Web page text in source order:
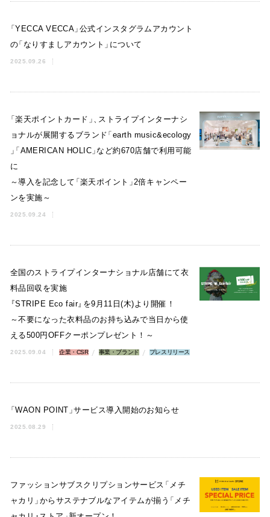
「YECCA VECCA 」公式インスタグラムアカウント
の「なりすましアカウント 」について
2025.09.26
「楽天ポイントカード 」 、ストライプインターナシ
ョナルが展開するブランド「earth music&ecology
」
「AMERICAN HOLIC 」など約670店舗で利用可能
に
～導入を記念して「楽天ポイント 」2倍キャンペー
ンを実施～
2025.09.24
全国のストライプインターナショナル店舗にて衣
料品回収を実施
『STRIPE Eco fair』を9月11日(木)より開催！
～不要になった衣料品のお持ち込みで当日から使
える500円OFFクーポンプレゼント！～
2025.09.04 企業・CSR 事業・ブランド プレスリリース
「WAON POINT 」サービス導入開始のお知らせ
2025.08.29
ファッションサブスクリプションサービス「 メチ
ャカリ 」からサステナブルなアイテムが揃う「 メチ